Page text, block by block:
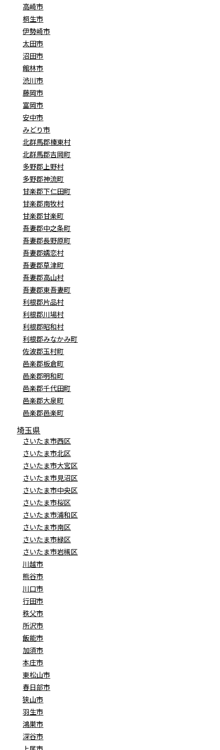
高崎市
桐生市
伊勢崎市
太田市
沼田市
館林市
渋川市
藤岡市
富岡市
安中市
みどり市
北群馬郡榛東村
北群馬郡吉岡町
多野郡上野村
多野郡神流町
甘楽郡下仁田町
甘楽郡南牧村
甘楽郡甘楽町
吾妻郡中之条町
吾妻郡長野原町
吾妻郡嬬恋村
吾妻郡草津町
吾妻郡高山村
吾妻郡東吾妻町
利根郡片品村
利根郡川場村
利根郡昭和村
利根郡みなかみ町
佐波郡玉村町
邑楽郡板倉町
邑楽郡明和町
邑楽郡千代田町
邑楽郡大泉町
邑楽郡邑楽町
埼玉県
さいたま市西区
さいたま市北区
さいたま市大宮区
さいたま市見沼区
さいたま市中央区
さいたま市桜区
さいたま市浦和区
さいたま市南区
さいたま市緑区
さいたま市岩槻区
川越市
熊谷市
川口市
行田市
秩父市
所沢市
飯能市
加須市
本庄市
東松山市
春日部市
狭山市
羽生市
鴻巣市
深谷市